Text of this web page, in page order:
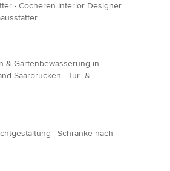
· Cocheren Interior Designer
& Gartenbewässerung in
Saarbrücken · Tür- &
· Schränke nach